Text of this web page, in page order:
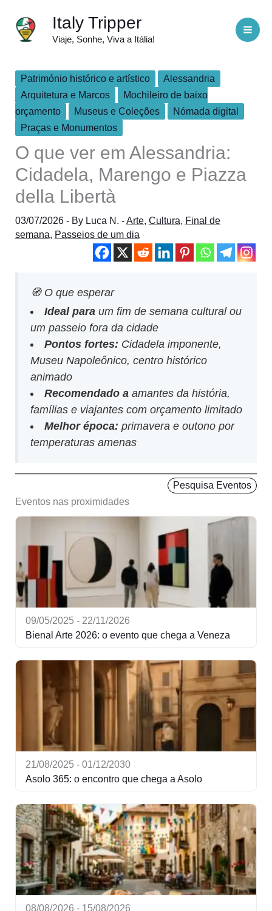
content
Italy Tripper
Viaje, Sonhe, Viva a Itália!
Património histórico e artístico
Alessandria
Arquitetura e Marcos
Mochileiro de baixo
orçamento
Museus e Coleções
Nómada digital
Praças e Monumentos
O que ver em Alessandria:
Cidadela, Marengo e Piazza
della Libertà
03/07/2026 - By Luca N. -Arte, Cultura, Final de
semana, Passeios de um dia
🧭 O que esperar
Ideal para um fim de semana cultural ou
um passeio fora da cidade
Pontos fortes: Cidadela imponente,
Museu Napoleônico, centro histórico
animado
Recomendado a amantes da história,
famílias e viajantes com orçamento limitado
Melhor época: primavera e outono por
temperaturas amenas
Eventos nas proximidades
Pesquisa Eventos
09/05/2025 - 22/11/2026
Bienal Arte 2026: o evento que chega a Veneza
21/08/2025 - 01/12/2030
Asolo 365: o encontro que chega a Asolo
08/08/2026 - 15/08/2026